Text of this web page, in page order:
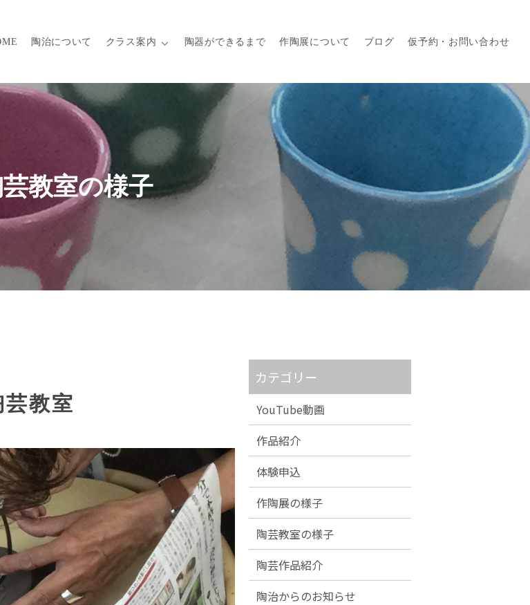
陶治について クラス案内 陶器ができるまで 作陶展について ブログ 仮予約・お問い合わせ
芸教室の様子
教室
カテゴリー
YouTube動画
作品紹介
体験申込
作陶展の様子
陶芸教室の様子
陶芸作品紹介
陶治からのお知らせ